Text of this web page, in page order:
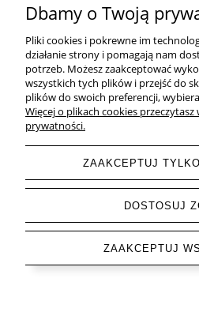
Natural Home Decor | E-mail: sklep
507 707 299 | NIP:
Copyright © 2026 -
Dbamy o Twoją
Pliki cookies i pokrewne im
działanie strony i pomagają nam
potrzeb. Możesz zaakceptować
wszystkich tych plików i przejść do
plików do swoich preferencji,
Więcej o plikach cookies przeczytasz
prywatności.
ZAAKCEPTUJ
DOSTOSUJ
ZAAKCEPTUJ